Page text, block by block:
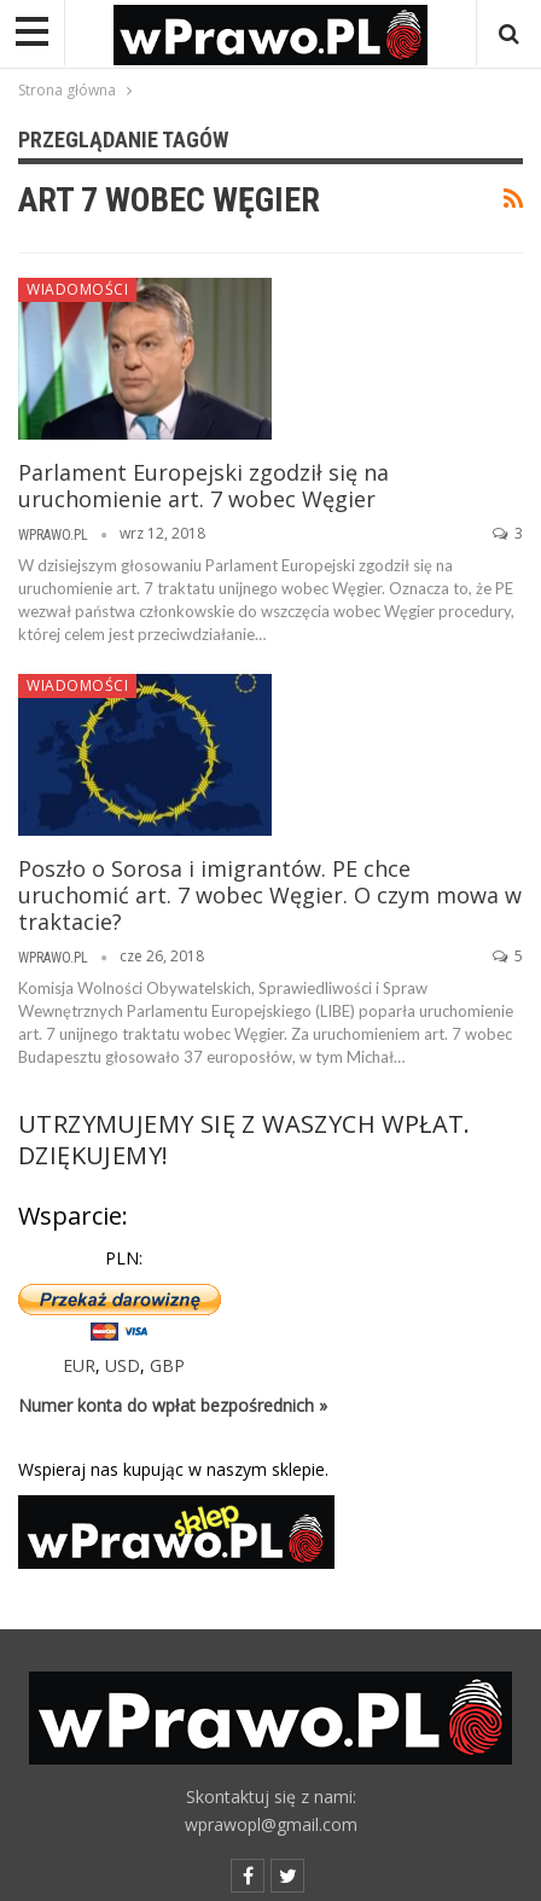
Strona główna
PRZEGLĄDANIE TAGÓW
ART 7 WOBEC WĘGIER
WIADOMOŚCI
Parlament Europejski zgodził się na
uruchomienie art. 7 wobec Węgier
WPRAWO.PL wrz 12, 2018 3
W dzisiejszym głosowaniu Parlament Europejski zgodził się na
uruchomienie art. 7 traktatu unijnego wobec Węgier. Oznacza to, że PE
wezwał państwa członkowskie do wszczęcia wobec Węgier procedury,
której celem jest przeciwdziałanie…
WIADOMOŚCI
Poszło o Sorosa i imigrantów. PE chce
uruchomić art. 7 wobec Węgier. O czym mowa w
traktacie?
WPRAWO.PL cze 26, 2018 5
Komisja Wolności Obywatelskich, Sprawiedliwości i Spraw
Wewnętrznych Parlamentu Europejskiego (LIBE) poparła uruchomienie
art. 7 unijnego traktatu wobec Węgier. Za uruchomieniem art. 7 wobec
Budapesztu głosowało 37 europosłów, w tym Michał…
UTRZYMUJEMY SIĘ Z WASZYCH WPŁAT.
DZIĘKUJEMY!
Wsparcie:
PLN:
EUR, USD, GBP
Numer konta do wpłat bezpośrednich »
Wspieraj nas kupując w naszym sklepie.
Skontaktuj się z nami:
wprawopl@gmail.com